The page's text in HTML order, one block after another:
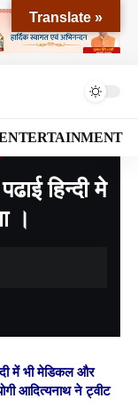
>मेडिकल और इंजीनियरिंग की पढाई हिन्दी मे शुरू, सीएम योगी ने की घोषणा ।
हिन्दी मे
।
में भी मेडिकल और
आदित्यनाथ ने ट्वीट
Translate »